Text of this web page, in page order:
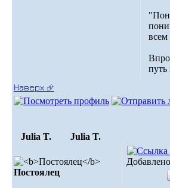
всем
Наверх ⮵
Julia T. Julia T.
Постоялец